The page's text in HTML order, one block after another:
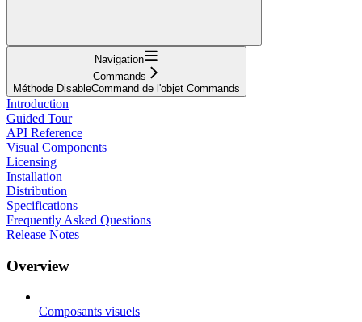
Navigation
Commands
Méthode DisableCommand de l'objet Commands
Introduction
Guided Tour
API Reference
Visual Components
Licensing
Installation
Distribution
Specifications
Frequently Asked Questions
Release Notes
Overview
Composants visuels